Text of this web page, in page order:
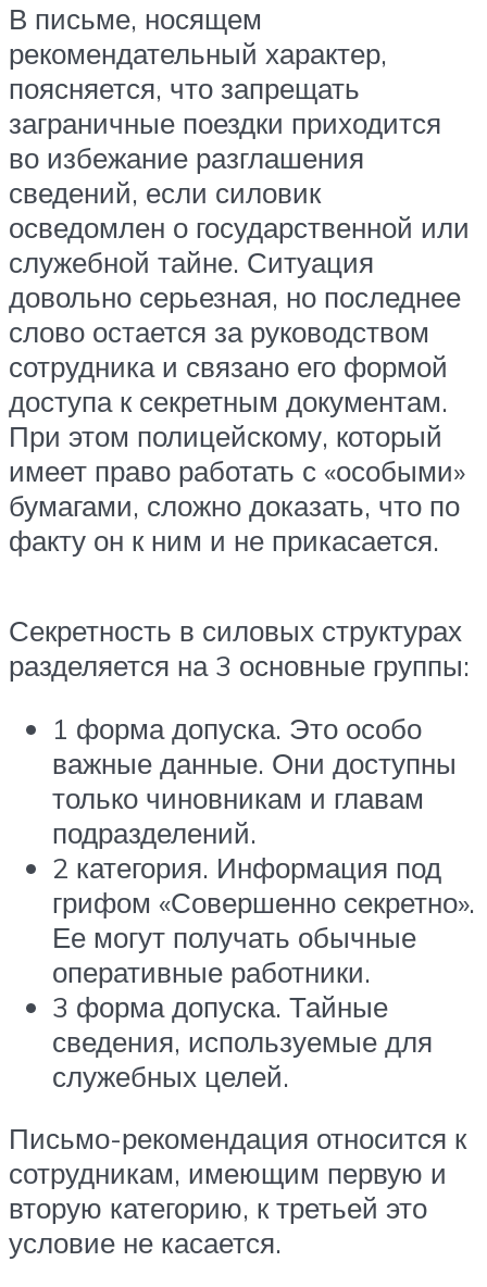
В письме, носящем
рекомендательный характер,
поясняется, что запрещать
заграничные поездки приходится
во избежание разглашения
сведений, если силовик
осведомлен о государственной или
служебной тайне. Ситуация
довольно серьезная, но последнее
слово остается за руководством
сотрудника и связано его формой
доступа к секретным документам.
При этом полицейскому, который
имеет право работать с «особыми»
бумагами, сложно доказать, что по
факту он к ним и не прикасается.
Секретность в силовых структурах
разделяется на 3 основные группы:
1 форма допуска. Это особо
важные данные. Они доступны
только чиновникам и главам
подразделений.
2 категория. Информация под
грифом «Совершенно секретно».
Ее могут получать обычные
оперативные работники.
3 форма допуска. Тайные
сведения, используемые для
служебных целей.
Письмо-рекомендация относится к
сотрудникам, имеющим первую и
вторую категорию, к третьей это
условие не касается.